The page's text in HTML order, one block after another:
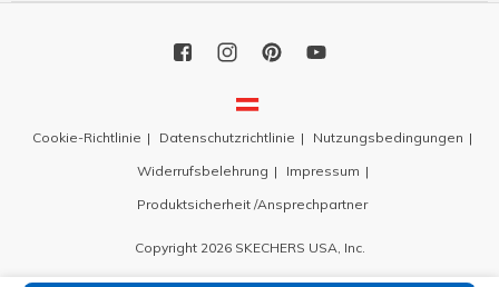
Cookie-Richtlinie Datenschutzrichtlinie
Nutzungsbedingungen
Widerrufsbelehrung
Impressum
Produktsicherheit /Ansprechpartner
Copyright 2026 SKECHERS USA, Inc.